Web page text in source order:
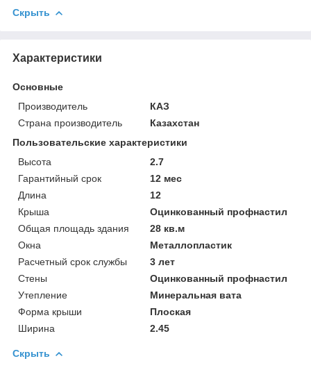
Скрыть
Характеристики
Основные
Производитель
КАЗ
Страна производитель
Казахстан
Пользовательские характеристики
Высота
2.7
Гарантийный срок
12 мес
Длина
12
Крыша
Оцинкованный профнастил
Общая площадь здания
28 кв.м
Окна
Металлопластик
Расчетный срок службы
3 лет
Стены
Оцинкованный профнастил
Утепление
Минеральная вата
Форма крыши
Плоская
Ширина
2.45
Скрыть